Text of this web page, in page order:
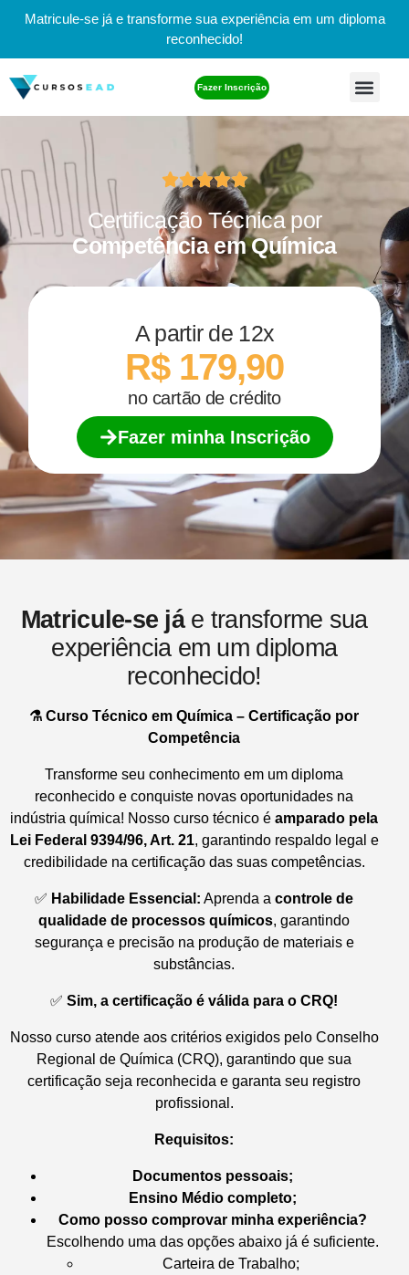
Matricule-se já e transforme sua experiência em um diploma
reconhecido!
Fazer Inscrição
Certificação Técnica por
Competência em Química
A partir de 12x
R$ 179,90
no cartão de crédito
Fazer minha Inscrição
Matricule-se jáe transforme sua
experiência em um diploma
reconhecido!
⚗️ Curso Técnico em Química – Certificação por
Competência
Transforme seu conhecimento em um diploma
reconhecido e conquiste novas oportunidades na
indústria química! Nosso curso técnico éamparado pela
Lei Federal 9394/96, Art. 21, garantindo respaldo legal e
credibilidade na certificação das suas competências.
✅ Habilidade Essencial: Aprenda acontrole de
qualidade de processos químicos, garantindo
segurança e precisão na produção de materiais e
substâncias.
✅Sim, a certificação é válida para o CRQ!
Nosso curso atende aos critérios exigidos pelo Conselho
Regional de Química (CRQ), garantindo que sua
certificação seja reconhecida e garanta seu registro
profissional.
Requisitos:
Documentos pessoais;
Ensino Médio completo;
Como posso comprovar minha experiência?
Escolhendo uma das opções abaixo já é suficiente.
Carteira de Trabalho;